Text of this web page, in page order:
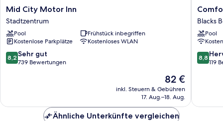
Mid
City
Motor
Inn
Stadtzentrum
Mid City Motor Inn
Stadtzentrum
Pool
Frühstück inbegriffen
Kostenlose Parkplätze
Kostenloses WLAN
8.2
von
Bewertungen
8,2 Sehr gut
739 Bewertungen
Der
Preis
beträgt
82 €
inkl. Steuern & Gebühren
17. Aug.–18. Aug.
Comfort
Resort
Blue
Pacific
Blacks
Beach
Blacks
Pool
8.8
von
8,8
119
Ähnliche Unterkünfte vergleichen